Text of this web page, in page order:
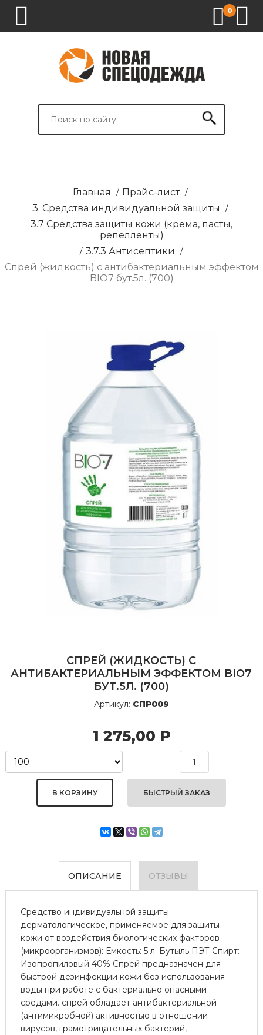
0
СПЕЦОДЕЖДА
СПЕЦОБУВЬ
СРЕДСТВА
ВСПОМОГАТЕЛЬНЫЕ
БРЕНДИРОВАНИЕ
Главная / Прайс-лист /
3. Средства индивидуальной защиты /
3.7 Средства защиты кожи (крема, пасты,
репелленты)
/ 3.7.3 Антисептики /
Спрей (жидкость) с антибактериальным эффектом
BIO7 бут.5л. (700)
СПРЕЙ (ЖИДКОСТЬ) С
АНТИБАКТЕРИАЛЬНЫМ ЭФФЕКТОМ BIO7
БУТ.5Л. (700)
Артикул: СПР009
1 275,00 Р
БЫСТРЫЙ ЗАКАЗ
ОПИСАНИЕ ОТЗЫВЫ
Средство индивидуальной защиты
дерматологическое, применяемое для защиты
кожи от воздействия биологических факторов
(микроорганизмов): Емкость: 5 л. Бутыль ПЭТ Спирт:
Изопропиловый 40% Спрей предназначен для
быстрой дезинфекции кожи без использования
воды при работе с бактериально опасными
средами. спрей обладает антибактериальной
(антимикробной) активностью в отношении
вирусов, грамотрицательных бактерий,